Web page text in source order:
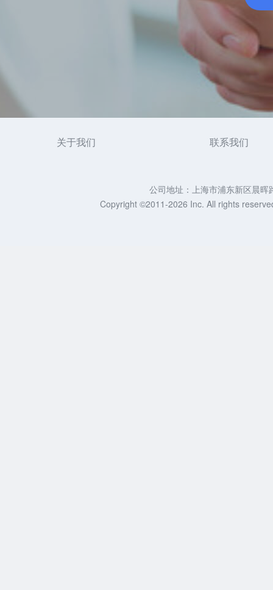
关于我们 联系我们
公司地址：上海市浦东新区晨
Copyright ©2011-2026 Inc. All rights